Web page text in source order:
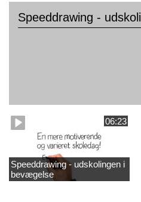
Speeddrawing -
06:23
Speeddrawing - udskolingen i
bevægelse